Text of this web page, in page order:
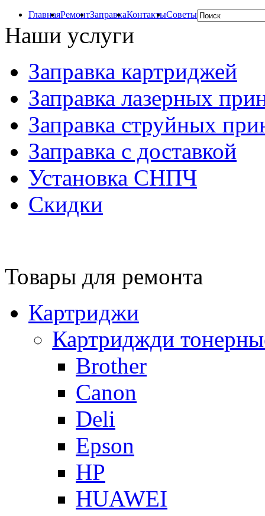
ГлавнаяРемонтЗаправкаКонтактыСоветы
Наши услуги
Заправка картриджей
Заправка лазерных
Заправка струйных
Заправка с доставкой
Установка СНПЧ
Скидки
Товары для ремонта
Картриджи
Картриджди
Brother
Canon
Deli
Epson
HP
HUAWEI